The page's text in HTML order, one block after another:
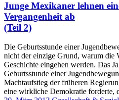
Junge Mexikaner lehnen
Vergangenheit ab
(Teil 2)
Die Geburtsstunde einer
nicht der einzige Grund, warum die
Geschichte eingehen werden. Das
Geburtsstunde einer
Machtaufstieg der früheren
eine wirkliche Demokratie forderte,